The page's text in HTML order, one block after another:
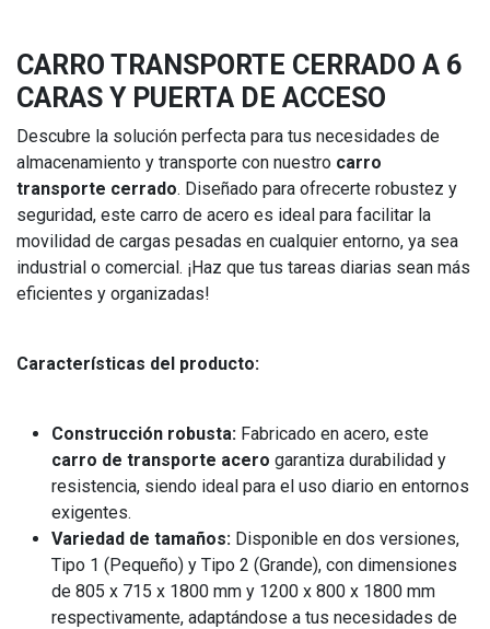
CARRO TRANSPORTE CERRADO A 6
CARAS Y PUERTA DE ACCESO
Descubre la solución perfecta para tus necesidades de
almacenamiento y transporte con nuestro carro
transporte cerrado. Diseñado para ofrecerte robustez y
seguridad, este carro de acero es ideal para facilitar la
movilidad de cargas pesadas en cualquier entorno, ya sea
industrial o comercial. ¡Haz que tus tareas diarias sean más
eficientes y organizadas!
Características del producto:
Construcción robusta: Fabricado en acero, este
carro de transporte acero garantiza durabilidad y
resistencia, siendo ideal para el uso diario en entornos
exigentes.
Variedad de tamaños: Disponible en dos versiones,
Tipo 1 (Pequeño) y Tipo 2 (Grande), con dimensiones
de 805 x 715 x 1800 mm y 1200 x 800 x 1800 mm
respectivamente, adaptándose a tus necesidades de